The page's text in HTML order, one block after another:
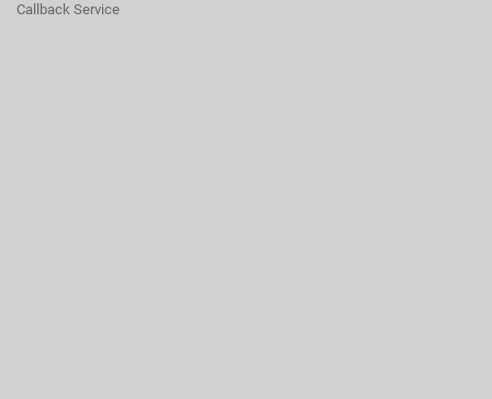
Callback Service